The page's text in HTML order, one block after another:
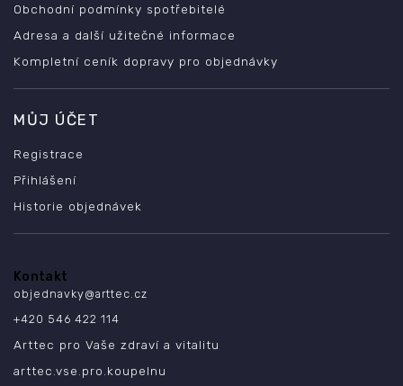
Obchodní podmínky spotřebitelé
Adresa a další užitečné informace
Kompletní ceník dopravy pro objednávky
MŮJ ÚČET
Registrace
Přihlášení
Historie objednávek
Kontakt
objednavky@arttec.cz
+420 546 422 114
Arttec pro Vaše zdraví a vitalitu
arttec.vse.pro.koupelnu